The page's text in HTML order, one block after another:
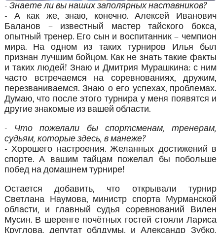
- Знаете ли вы наших заполярных наставников?
- А как же, знаю, конечно. Алексей Иванович
Баланов – известный мастер тайского бокса,
опытный тренер. Его сын и воспитанник – чемпион
мира. На одном из таких турниров Илья был
признан лучшим бойцом. Как не знать такие факты
и таких людей! Знаю и Дмитрия Мурашкина: с ним
часто встречаемся на соревнованиях, дружим,
перезваниваемся. Знаю о его успехах, проблемах.
Думаю, что после этого турнира у меня появятся и
другие знакомые из вашей области.
- Что пожелали бы спортсменам, тренерам,
судьям, которые здесь, в манеже?
- Хорошего настроения. Желанных достижений в
спорте. А вашим тайцам пожелал бы побольше
побед на домашнем турнире!
Остается добавить, что открывали турнир
Светлана Наумова, министр спорта Мурманской
области, и главный судья соревнований Вилен
Мусин. В шеренге почётных гостей стояли Лариса
Круглова, депутат облдумы, и Александр Зубко,